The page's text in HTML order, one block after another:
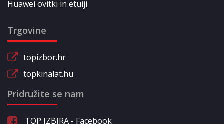
Huawei ovitki in etuiji
Trgovine
topizbor.hr
topkinalat.hu
Pridružite se nam
TOP IZBIRA - Facebook